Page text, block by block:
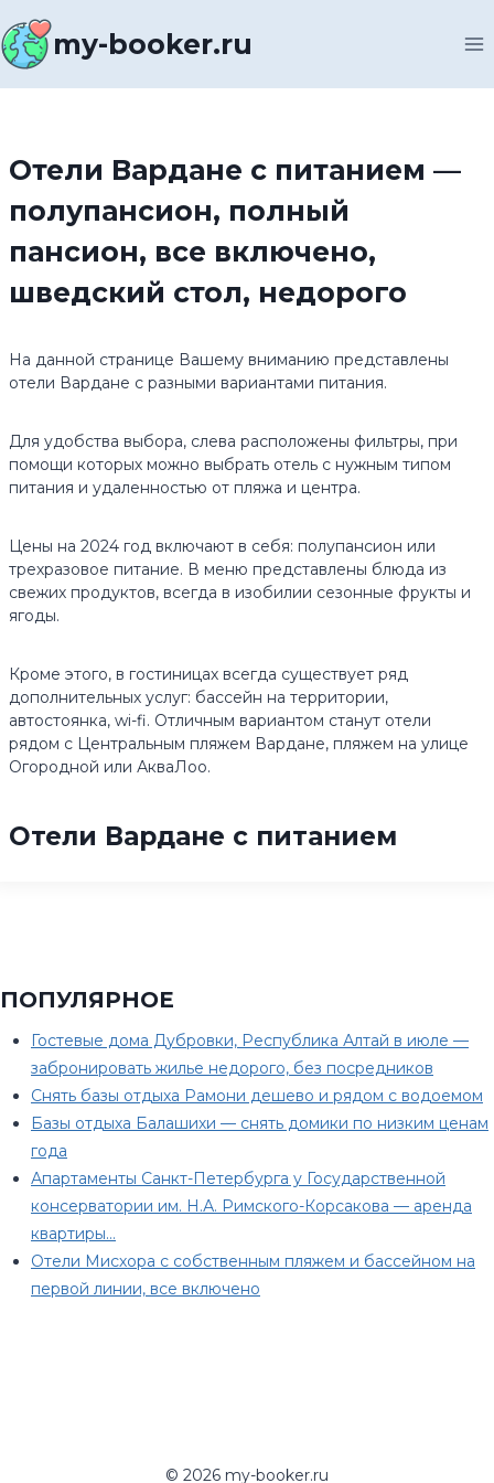
к
содержимомуmy-booker.ru
Отели Вардане с питанием —
полупансион, полный
пансион, все включено,
шведский стол, недорого
На данной странице Вашему вниманию представлены
отели Вардане с разными вариантами питания.
Для удобства выбора, слева расположены фильтры, при
помощи которых можно выбрать отель с нужным типом
питания и удаленностью от пляжа и центра.
Цены на 2024 год включают в себя: полупансион или
трехразовое питание. В меню представлены блюда из
свежих продуктов, всегда в изобилии сезонные фрукты и
ягоды.
Кроме этого, в гостиницах всегда существует ряд
дополнительных услуг: бассейн на территории,
автостоянка, wi-fi. Отличным вариантом станут отели
рядом с Центральным пляжем Вардане, пляжем на улице
Огородной или АкваЛоо.
Отели Вардане с питанием
ПОПУЛЯРНОЕ
Гостевые дома Дубровки, Республика Алтай в июле —
забронировать жилье недорого, без посредников
Снять базы отдыха Рамони дешево и рядом с водоемом
Базы отдыха Балашихи — снять домики по низким ценам
года
Апартаменты Санкт-Петербурга у Государственной
консерватории им. Н.А. Римского-Корсакова — аренда
квартиры…
Отели Мисхора с собственным пляжем и бассейном на
первой линии, все включено
© 2026 my-booker.ru